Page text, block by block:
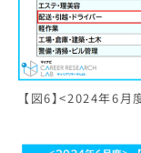
【図6】<2024年6月